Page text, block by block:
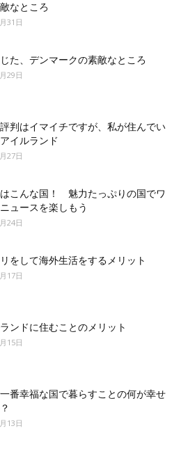
なところ
31日
た、デンマークの素敵なところ
29日
判はイマイチですが、私が住んでい
イルランド
27日
はこんな国！ 魅力たっぷりの国でワ
ュースを楽しもう
24日
をして海外生活をするメリット
17日
ンドに住むことのメリット
15日
番幸福な国で暮らすことの何が幸せ
13日